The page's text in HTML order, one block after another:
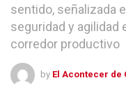
sentido, señalizada
seguridad y agilidad
corredor productivo
by El Acontecer de